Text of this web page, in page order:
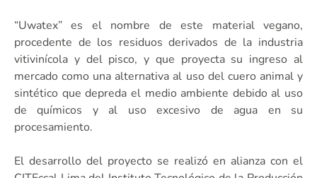
“Uwatex” es el nombre de este material vegano,
procedente de los residuos derivados de la industria
vitivinícola y del pisco, y que proyecta su ingreso al
mercado como una alternativa al uso del cuero animal y
sintético que depreda el medio ambiente debido al uso
de químicos y al uso excesivo de agua en su
procesamiento.
El desarrollo del proyecto se realizó en alianza con el